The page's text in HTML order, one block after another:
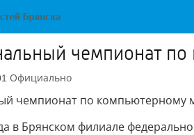
чемпионат
Официально
чемпионат по компьютерному
в Брянском филиале